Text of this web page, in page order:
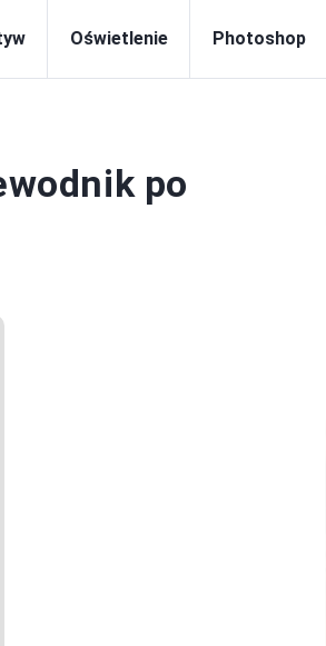
Oświetlenie Photoshop
po